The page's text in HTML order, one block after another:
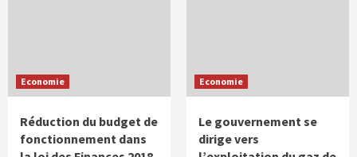
Economie
Réduction du budget de
fonctionnement dans
Economie
Le gouvernement se
dirige vers